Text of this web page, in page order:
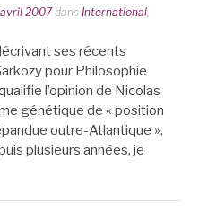
2007dans International,
ses récents
pour Philosophie
l’opinion de Nicolas
génétique de « position
outre-Atlantique ».
plusieurs années, je